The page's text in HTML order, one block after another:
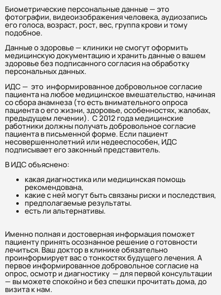
Биометрические персональные данные — это
фотографии, видеоизображения человека, аудиозапись
его голоса, возраст, рост, вес, группа крови и тому
подобное.
Данные о здоровье — клиники не смогут оформить
медицинскую документацию и хранить данные о вашем
здоровье без подписанного согласия на обработку
персональных данных.
ИДС — это информированное добровольное согласие
пациента на любое медицинское вмешательство, начиная
со сбора анамнеза (то есть внимательного опроса
пациента о его жизни, здоровье, особенностях, жалобах,
предыдущем лечении). С 2012 года медицинские
работники должны получать добровольное согласие
пациента в письменной форме. Если пациент
несовершеннолетний или недееспособен, ИДС
подписывает его законный представитель.
В ИДС объяснено:
какая диагностика или медицинская помощь
рекомендована,
какие с ней могут быть связаны риски и последствия,
предполагаемые результаты.
есть ли альтернативы.
Именно полная и достоверная информация поможет
пациенту принять осознанное решение о готовности
лечиться. Ваш доктор в клинике обязательно
проинформирует вас о тонкостях будущего лечения. А
первое информированное добровольное согласие на
опрос, осмотр и диагностику — для первой консультации
— вы можете спокойно и без спешки прочитать дома, до
визита к нам.